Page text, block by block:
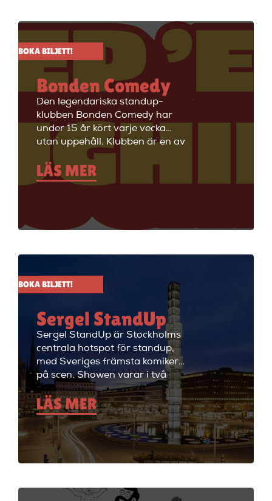
BOKA BILJETT!
Bonden Comedy
Den legendariska standup-
klubben Bonden Comedy har
under 15 år kört varje vecka
utan uppehåll. Klubben är en av
Stockholms äldsta
standupklubbar och är känd för
att ha de bästa komikerna i
välkommen till Big Ben Stand
LÄS MER
BOKA BILJETT!
Sergel StandUp
Sergel StandUp är Stockholms
centrala hotspot för standup,
med Sveriges främsta komiker
på scen. Showen varar i två
timmar med en paus, och
efteråt fortsätter kvällen med
cocktails i restaurangdelen.
Perfekt för en dejt eller en kväll
med vänner! Sergel StandUp är
både den perfekta förfesten och
ladda batterierna. Showen
LÄS MER